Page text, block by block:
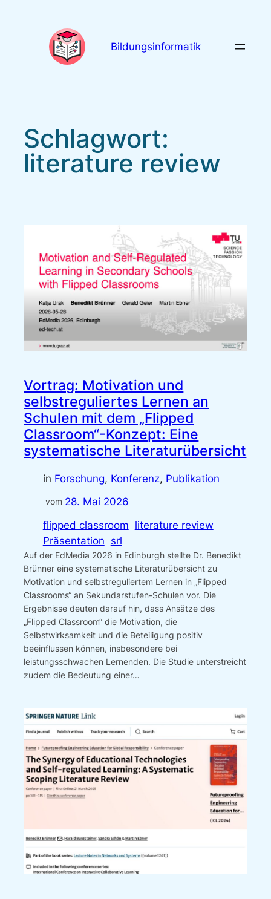
Bildungsinformatik
Schlagwort:
literature review
Vortrag: Motivation und
selbstreguliertes Lernen an
Schulen mit dem „Flipped
Classroom“-Konzept: Eine
systematische Literaturübersicht
in Forschung, Konferenz, Publikation
vom 28. Mai 2026
flipped classroom literature review
Präsentation srl
Auf der EdMedia 2026 in Edinburgh stellte Dr. Benedikt
Brünner eine systematische Literaturübersicht zu
Motivation und selbstreguliertem Lernen in „Flipped
Classrooms“ an Sekundarstufen-Schulen vor. Die
Ergebnisse deuten darauf hin, dass Ansätze des
„Flipped Classroom“ die Motivation, die
Selbstwirksamkeit und die Beteiligung positiv
beeinflussen können, insbesondere bei
leistungsschwachen Lernenden. Die Studie unterstreicht
zudem die Bedeutung einer…